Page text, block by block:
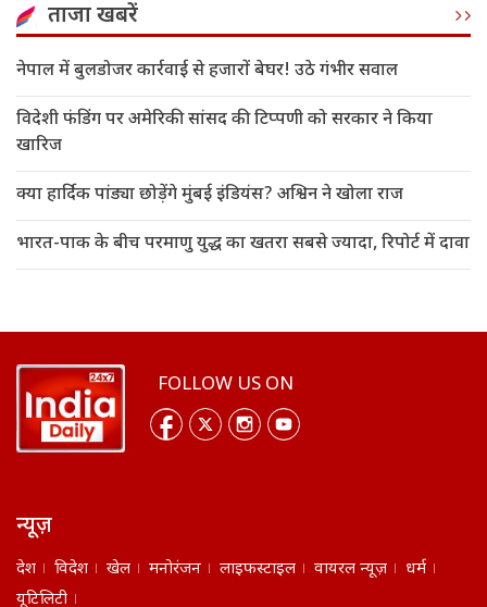
ताजा खबरें
नेपाल में बुलडोजर कार्रवाई से हजारों बेघर! उठे गंभीर सवाल
विदेशी फंडिंग पर अमेरिकी सांसद की टिप्पणी को सरकार ने किया
खारिज
क्या हार्दिक पांड्या छोड़ेंगे मुंबई इंडियंस? अश्विन ने खोला राज
भारत-पाक के बीच परमाणु युद्ध का खतरा सबसे ज्यादा, रिपोर्ट में दावा
FOLLOW US ON
न्यूज़
देश विदेश खेल मनोरंजन लाइफस्टाइल वायरल न्यूज़
धर्म
यूटिलिटी